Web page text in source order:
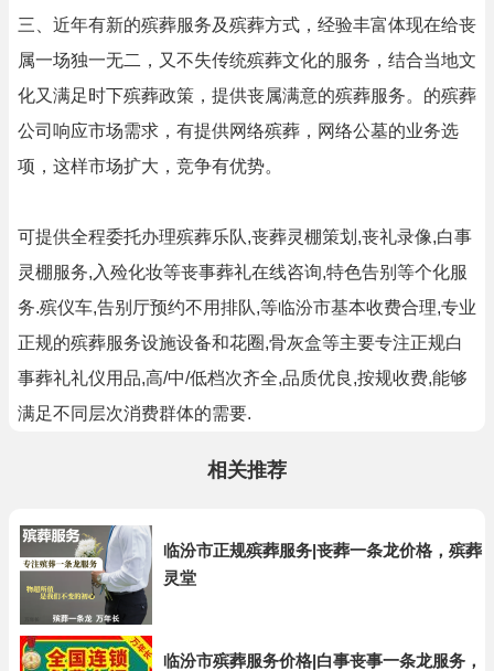
三、近年有新的殡葬服务及殡葬方式，经验丰富体现在给丧
属一场独一无二，又不失传统殡葬文化的服务，结合当地文
化又满足时下殡葬政策，提供丧属满意的殡葬服务。的殡葬
公司响应市场需求，有提供网络殡葬，网络公墓的业务选
项，这样市场扩大，竞争有优势。
可提供全程委托办理殡葬乐队,丧葬灵棚策划,丧礼录像,白事
灵棚服务,入殓化妆等丧事葬礼在线咨询,特色告别等个化服
务.殡仪车,告别厅预约不用排队,等临汾市基本收费合理,专业
正规的殡葬服务设施设备和花圈,骨灰盒等主要专注正规白
事葬礼礼仪用品,高/中/低档次齐全,品质优良,按规收费,能够
满足不同层次消费群体的需要.
相关推荐
临汾市正规殡葬服务|丧葬一条龙价格，殡葬
灵堂
临汾市殡葬服务价格|白事丧事一条龙服务，